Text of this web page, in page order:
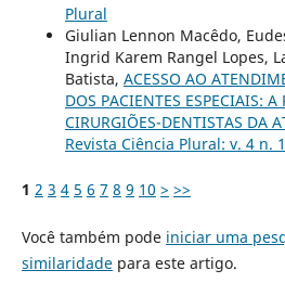
Plural
Giulian Lennon Macêdo,
Ingrid Karem Rangel Lopes,
Batista, ACESSO AO
DOS PACIENTES ESPECIAIS: A
CIRURGIÕES-DENTISTAS DA
Revista Ciência Plural: v. 4 n.
1 2 3 4 5 6 7 8 9 10 > >>
Você também pode iniciar uma
similaridadepara este artigo.